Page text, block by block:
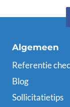
Algemeen
Referentie
Blog
Sollicitatietips